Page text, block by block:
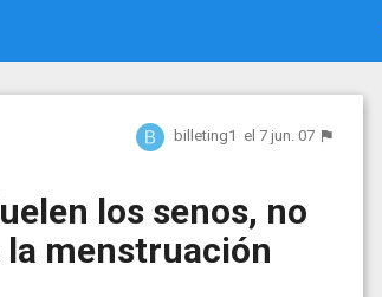
billeting1 el 7 jun. 07
los senos, no
la menstruación